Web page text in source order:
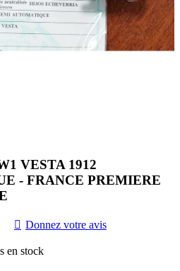
VESTA 1912
- FRANCE PREMIERE
Donnez votre avis
en stock